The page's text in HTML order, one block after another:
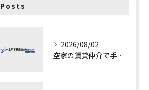
Posts
2026/08/02
空家の賃貸仲介で手数料と上限を徹底解説し200万円物件の注意点も紹介